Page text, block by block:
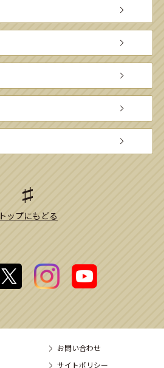
トップにもどる
お問い合わせ
サイトポリシー